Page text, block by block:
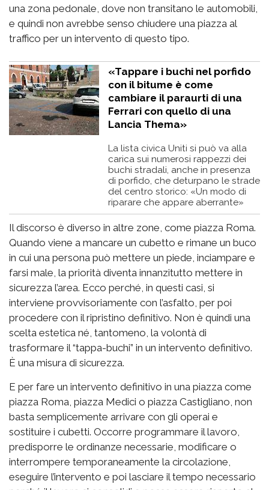
una zona pedonale, dove non transitano le automobili,
e quindi non avrebbe senso chiudere una piazza al
traffico per un intervento di questo tipo.
«Tappare i buchi nel porfido
con il bitume è come
cambiare il paraurti di una
Ferrari con quello di una
Lancia Thema»
La lista civica Uniti si può va alla
carica sui numerosi rappezzi dei
buchi stradali, anche in presenza
di porfido, che deturpano le strade
del centro storico: «Un modo di
riparare che appare aberrante»
Il discorso è diverso in altre zone, come piazza Roma.
Quando viene a mancare un cubetto e rimane un buco
in cui una persona può mettere un piede, inciampare e
farsi male, la priorità diventa innanzitutto mettere in
sicurezza l’area. Ecco perché, in questi casi, si
interviene provvisoriamente con l’asfalto, per poi
procedere con il ripristino definitivo. Non è quindi una
scelta estetica né, tantomeno, la volontà di
trasformare il “tappa-buchi” in un intervento definitivo.
È una misura di sicurezza.
E per fare un intervento definitivo in una piazza come
piazza Roma, piazza Medici o piazza Castigliano, non
basta semplicemente arrivare con gli operai e
sostituire i cubetti. Occorre programmare il lavoro,
predisporre le ordinanze necessarie, modificare o
interrompere temporaneamente la circolazione,
eseguire l’intervento e poi lasciare il tempo necessario